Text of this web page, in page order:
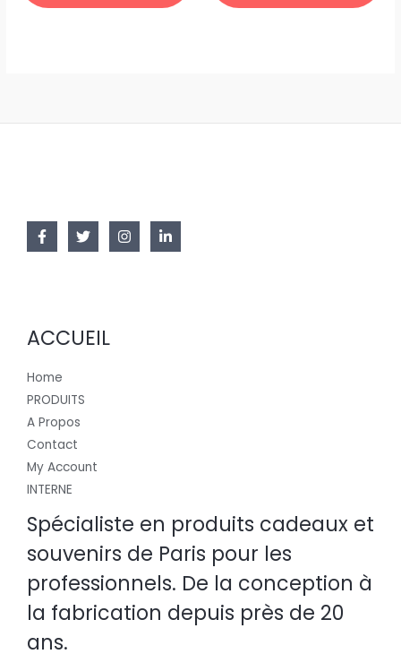
ACCUEIL
Home
PRODUITS
A Propos
Contact
My Account
INTERNE
Spécialiste en produits cadeaux et
souvenirs de Paris pour les
professionnels. De la conception à
la fabrication depuis près de 20
ans.